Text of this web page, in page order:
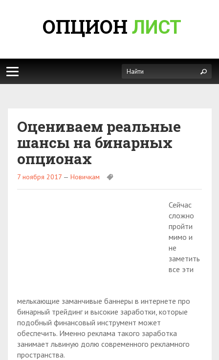
ОПЦИОН ЛИСТ
Оцениваем реальные
шансы на бинарных
опционах
7 ноября 2017 — Новичкам
Сейчас
сложно
пройти
мимо и
не
заметить
все эти
мелькающие заманчивые баннеры в интернете про
бинарный трейдинг и высокие заработки, которые
подобный финансовый инструмент может
обеспечить. Именно реклама такого заработка
занимает львиную долю современного рекламного
пространства.